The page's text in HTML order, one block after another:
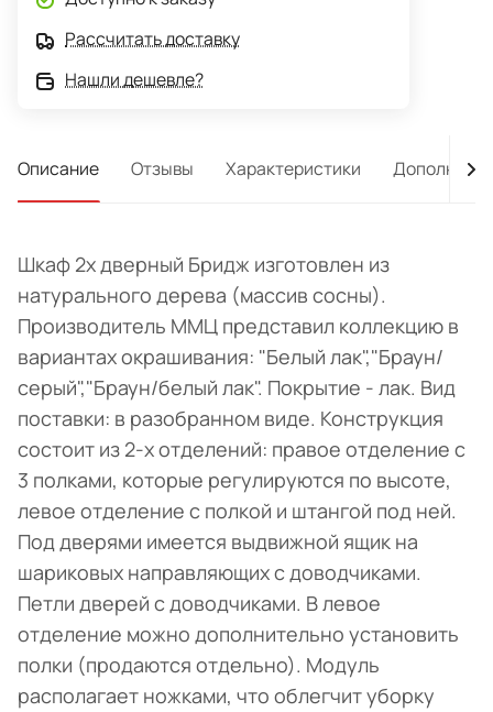
Рассчитать доставку
Нашли дешевле?
Описание Отзывы Характеристики
Шкаф 2х дверный Бридж изготовлен из
натурального дерева (массив сосны).
Производитель ММЦ представил коллекцию в
вариантах окрашивания: "Белый лак","Браун/
серый","Браун/белый лак". Покрытие - лак. Вид
поставки: в разобранном виде. Конструкция
состоит из 2-х отделений: правое отделение с
3 полками, которые регулируются по высоте,
левое отделение с полкой и штангой под ней.
Под дверями имеется выдвижной ящик на
шариковых направляющих с доводчиками.
Петли дверей с доводчиками. В левое
отделение можно дополнительно установить
полки (продаются отдельно). Модуль
располагает ножками, что облегчит уборку